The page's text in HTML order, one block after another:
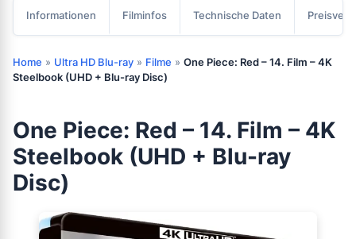
Informationen Filminfos Technische Daten
Home » Ultra HD Blu-ray » Filme » One Piece: Red – 14. Film – 4K
Steelbook (UHD + Blu-ray Disc)
One Piece: Red – 14. Film – 4K
Steelbook (UHD + Blu-ray
Disc)